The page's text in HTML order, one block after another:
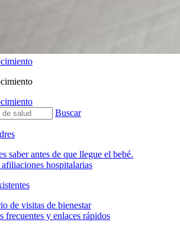
Buscar
saber antes de que llegue el bebé.
afiliaciones hospitalarias
de visitas de bienestar
frecuentes y enlaces rápidos